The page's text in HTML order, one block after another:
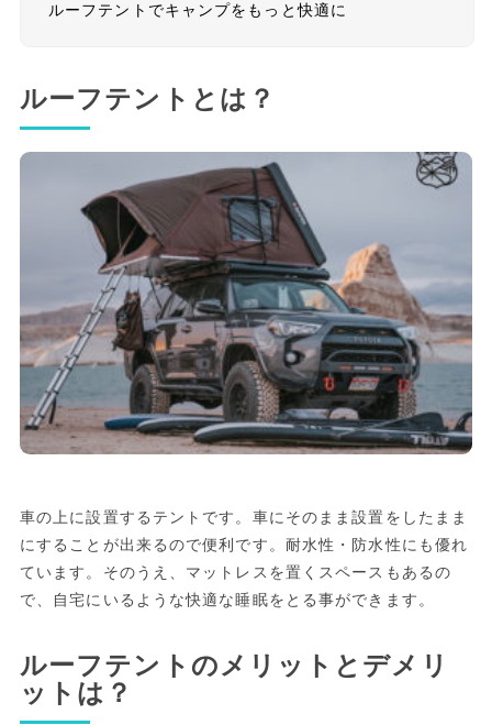
ルーフテントでキャンプをもっと快適に
ルーフテントとは？
車の上に設置するテントです。車にそのまま設置をしたまま
にすることが出来るので便利です。耐水性・防水性にも優れ
ています。そのうえ、マットレスを置くスペースもあるの
で、自宅にいるような快適な睡眠をとる事ができます。
ルーフテントのメリットとデメリ
ットは？